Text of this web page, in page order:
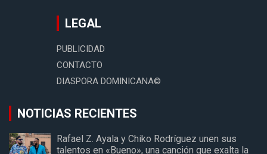
LEGAL
PUBLICIDAD
CONTACTO
DIASPORA DOMINICANA©
NOTICIAS RECIENTES
Rafael Z. Ayala y Chiko Rodríguez unen sus
talentos en «Bueno», una canción que exalta la